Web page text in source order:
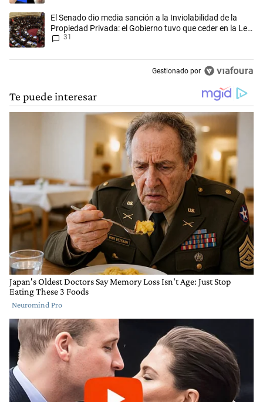
Un artículo de tendencia con el título "El Senado dio media sanción a
El Senado dio media sanción a la Inviolabilidad de la
Propiedad Privada: el Gobierno tuvo que ceder en la Ley
del Manejo del Fuego
31
Gestionado por